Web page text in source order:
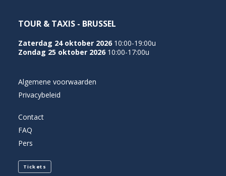
TOUR & TAXIS - BRUSSEL
Zaterdag 24 oktober 2026 10:00-19:00u
Zondag 25 oktober 2026 10:00-17:00u
Algemene voorwaarden
Privacybeleid
Contact
FAQ
Pers
Tickets